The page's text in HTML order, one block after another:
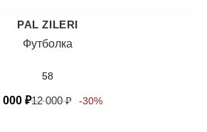
PAL ZILERI
Футболка
58
000 ₽12 000₽ -30%